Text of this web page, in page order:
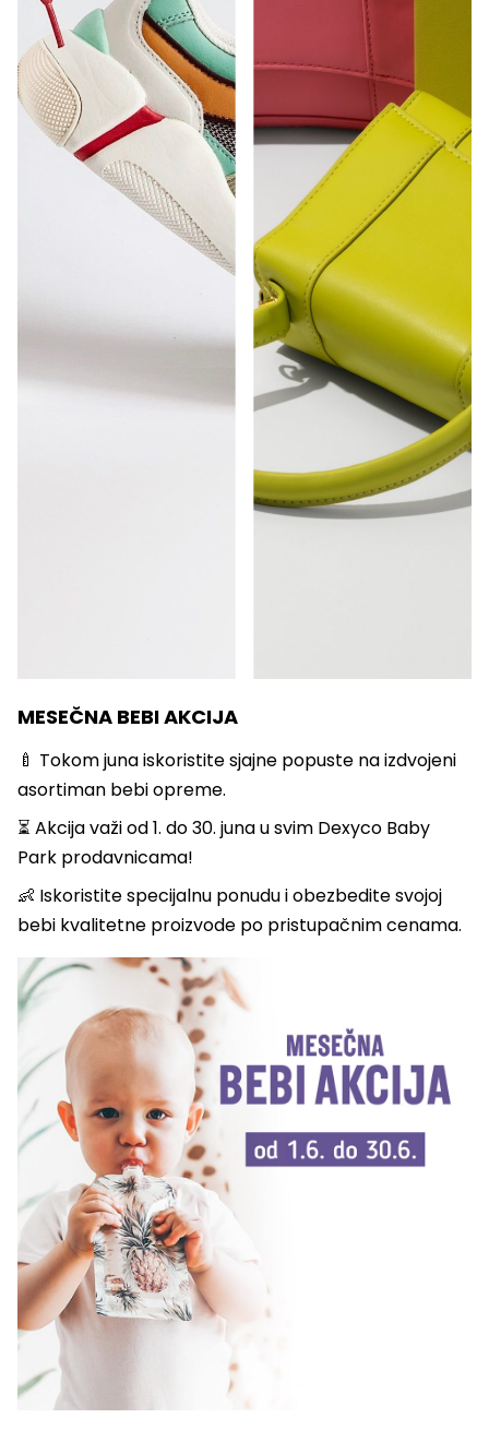
MESEČNA BEBI AKCIJA
🍼 Tokom juna iskoristite sjajne popuste na izdvojeni
asortiman bebi opreme.
⏳ Akcija važi od 1. do 30. juna u svim Dexyco Baby
Park prodavnicama!
👶 Iskoristite specijalnu ponudu i obezbedite svojoj
bebi kvalitetne proizvode po pristupačnim cenama.